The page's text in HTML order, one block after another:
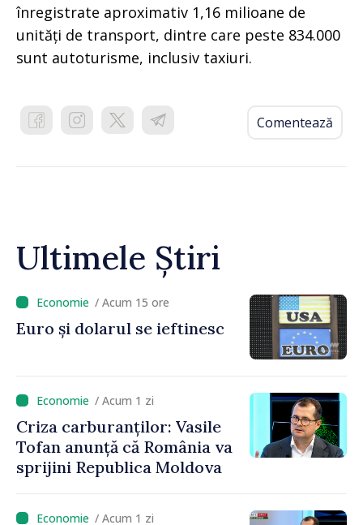
înregistrate aproximativ 1,16 milioane de
unități de transport, dintre care peste 834.000
sunt autoturisme, inclusiv taxiuri.
Comentează
Ultimele Știri
/ Acum 15 ore
Euro și dolarul se ieftinesc
/ Acum 1 zi
Criza carburanților: Vasile
Tofan anunță că România va
sprijini Republica Moldova
/ Acum 1 zi